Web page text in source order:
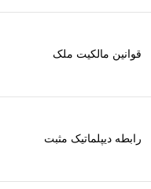
قوانین مالکیت ملک
رابطه دیپلماتیک مثبت